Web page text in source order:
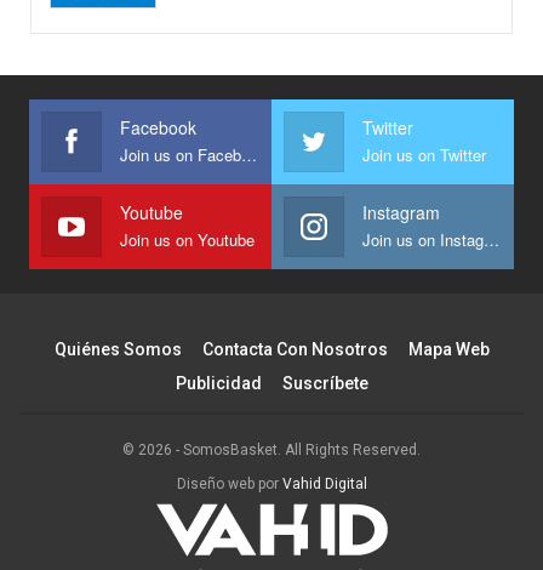
Facebook
Join us on Facebook
Twitter
Join us on Twitter
Youtube
Join us on Youtube
Instagram
Join us on Instagram
Quiénes Somos Contacta Con Nosotros
Mapa Web
Publicidad
Suscríbete
© 2026 - SomosBasket. All Rights Reserved.
Diseño web por Vahid Digital